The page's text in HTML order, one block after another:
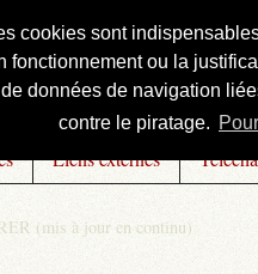
cookies sont
ou la
données de navigation
contre le piratage.
Liens externes
(mis à jour en continu)